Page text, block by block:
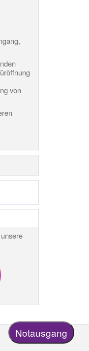
Notausgang
von